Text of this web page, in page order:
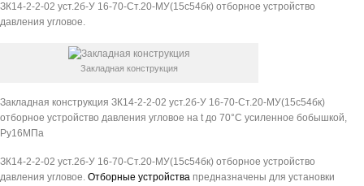
70-
Ст.20-
угловое
ЗК14-2-2-02 уст.2б-У 16-70-Ст.20-МУ(15с54бк) отборное устройство
давления угловое.
Закладная конструкция
Закладная конструкция ЗК14-2-2-02 уст.2б-У 16-70-Ст.20-МУ(15с54бк)
отборное устройство давления угловое на t до 70°С усиленное бобышкой,
Pу16МПа
ЗК14-2-2-02 уст.2б-У 16-70-Ст.20-МУ(15с54бк) отборное устройство
давления угловое. Отборные устройства предназначены для установки